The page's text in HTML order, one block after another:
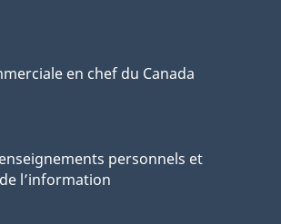
en chef du Canada
personnels et
l’information